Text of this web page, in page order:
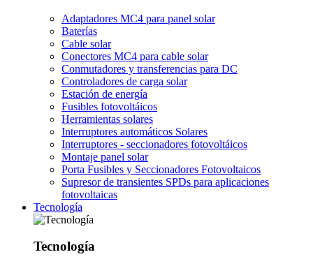
Adaptadores MC4 para panel solar
Baterías
Cable solar
Conectores MC4 para cable solar
Conmutadores y transferencias para DC
Controladores de carga solar
Estación de energía
Fusibles fotovoltáicos
Herramientas solares
Interruptores automáticos Solares
Interruptores - seccionadores fotovoltáicos
Montaje panel solar
Porta Fusibles y Seccionadores Fotovoltaicos
Supresor de transientes SPDs para aplicaciones
fotovoltaicas
Tecnología
Tecnología